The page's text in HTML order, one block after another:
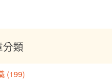
類
(199)